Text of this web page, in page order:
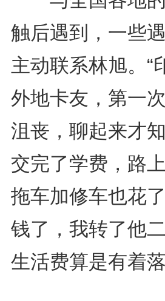
触后遇到，一些
主动联系林旭。“
外地卡友，第一
沮丧，聊起来才
交完了学费，路
拖车加修车也花
钱了，我转了他
生活费算是有着